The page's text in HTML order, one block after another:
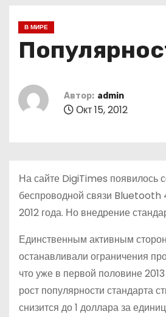
В МИРЕ
Автор: admin
Окт 15, 2012
На сайте DigiTimes появилось
беспроводной связи Bluetooth
2012 года. Но внедрение
Единственным активным
останавливали ограничения
что уже в первой половине
рост популярности стандарта
снизится до 1 доллара за